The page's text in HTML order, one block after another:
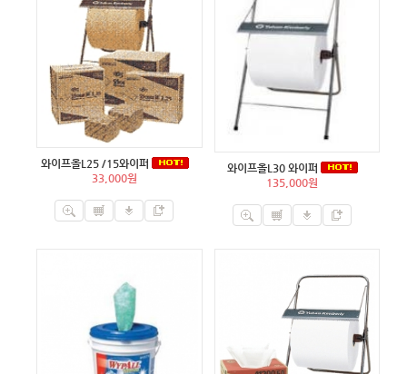
와이프올L25 /15와이퍼
33,000원
와이프올L30 와이퍼
135,000원